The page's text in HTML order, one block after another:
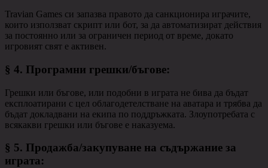
Travian Games си запазва правото да санкционира играчите,
които използват скрипт или бот, за да автоматизират действия
за постоянно или за ограничен период от време, докато
игровият свят е активен.
§ 4. Програмни грешки/бъгове:
Грешки или бъгове, или подобни в играта не бива да бъдат
експлоатирани с цел облагодетелстване на аватара и трябва да
бъдат докладвани на екипа по поддръжката. Злоупотребата с
всякакви грешки или бъгове е наказуема.
§ 5. Продажба/закупуване на съдържание за
играта: